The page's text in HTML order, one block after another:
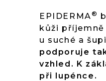
EPIDERMA®
kůži
u suché a
podporuje
vzhled. K
při lupénce.